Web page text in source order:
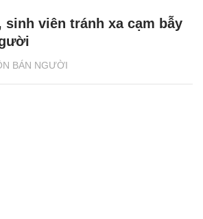
BÁN NGƯỜI
sinh viên tránh xa cạm bẫy